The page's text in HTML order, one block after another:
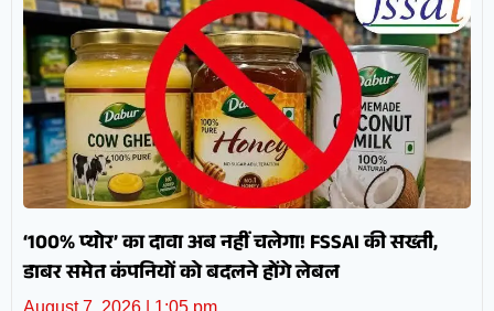
‘100% प्योर’ का दावा अब नहीं चलेगा! FSSAI की सख्ती,
डाबर समेत कंपनियों को बदलने होंगे लेबल